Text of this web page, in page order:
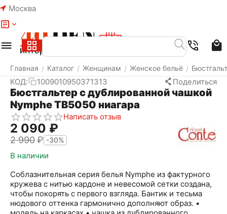
Москва
Главная / Каталог / Женщинам / Женское бельё /
КОД: 1009010950371313 Поделиться
Бюстгальтер с дублированной чашкой
Nymphe ТВ5050 ниагара
Написать отзыв
2 090 ₽
2 990₽ -30%
В наличии
Соблазнительная серия белья Nymphe из фактурного
кружева с нитью кардоне и невесомой сетки создана,
чтобы покорять с первого взгляда. Бантик и тесьма
нюдового оттенка гармонично дополняют образ. •
Меню